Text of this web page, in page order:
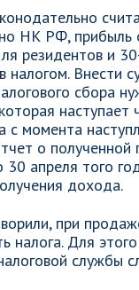
НК РФ, прибыль
резидентов и
налогом. Внести
сбора
наступает
с момента
о полученной
апреля того
дохода.
при
налога. Для
службы